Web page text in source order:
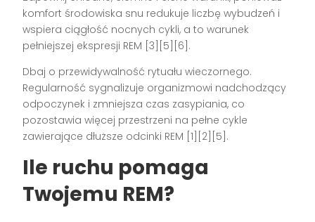
komfort środowiska snu redukuje liczbę wybudzeń i
wspiera ciągłość nocnych cykli, a to warunek
pełniejszej ekspresji REM [3][5][6].
Dbaj o przewidywalność rytuału wieczornego.
Regularność sygnalizuje organizmowi nadchodzący
odpoczynek i zmniejsza czas zasypiania, co
pozostawia więcej przestrzeni na pełne cykle
zawierające dłuższe odcinki REM [1][2][5].
Ile ruchu pomaga
Twojemu REM?